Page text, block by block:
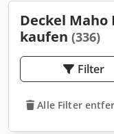
Deckel Maho
kaufen (336)
Filter
Alle Filter